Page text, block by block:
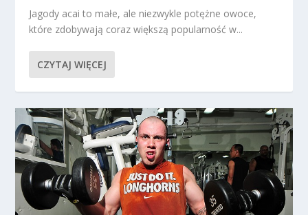
Jagody acai to małe, ale niezwykle potężne owoce,
które zdobywają coraz większą popularność w...
CZYTAJ WIĘCEJ